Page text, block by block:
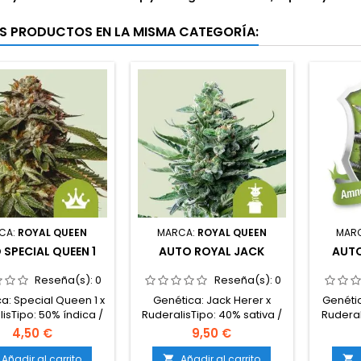
PRODUCTOS EN LA MISMA CATEGORÍA:
ROYAL QUEEN
QUEEN 1
Reseña(s):0
Special Queen 1 x
50% índica /
sativa / 20%
de
4,50 €
MARCA: ROYAL QUEEN
AUTO ROYAL JACK
Reseña(s): 0
Genética: Jack Herer x
RuderalisTipo: 40% sativa /
30% índica / 30%
ruderalisContenido de
9,50 €